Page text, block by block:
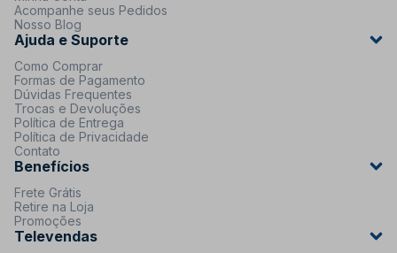
Acompanhe seus Pedidos
Nosso Blog
Ajuda e Suporte
Como Comprar
Formas de Pagamento
Dúvidas Frequentes
Trocas e Devoluções
Política de Entrega
Política de Privacidade
Contato
Benefícios
Frete Grátis
Retire na Loja
Promoções
Televendas